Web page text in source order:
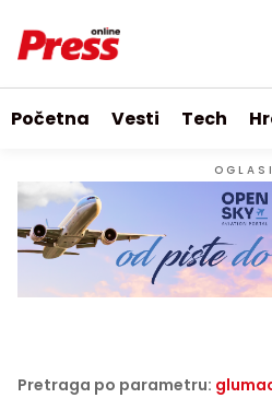
Početna Vesti Tech
OGLASI
Pretraga po parametru: